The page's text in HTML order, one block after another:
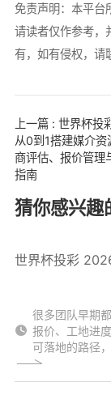
免责声明：本平台
请读者仅作参考，
有，如有侵权，请
上一篇 : 世界杯投
从0到1搭建媒介资
商评估、报价管理
指南
猜你感兴趣
世界杯投彩
很多团队早期
报价、工地进
可落地的路径